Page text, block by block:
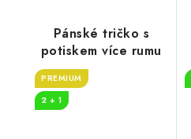
Pánské tričko s
potiskem více rumu
PREMIUM
2 + 1